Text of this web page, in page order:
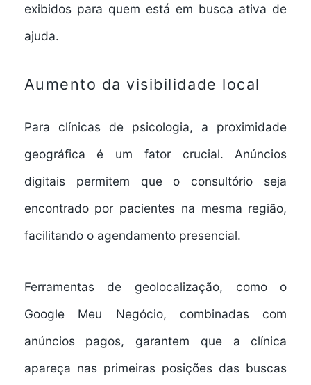
exibidos para quem está em busca ativa de
ajuda.
Aumento da visibilidade local
Para clínicas de psicologia, a proximidade
geográfica é um fator crucial. Anúncios
digitais permitem que o consultório seja
encontrado por pacientes na mesma região,
facilitando o agendamento presencial.
Ferramentas de geolocalização, como o
Google Meu Negócio, combinadas com
anúncios pagos, garantem que a clínica
apareça nas primeiras posições das buscas